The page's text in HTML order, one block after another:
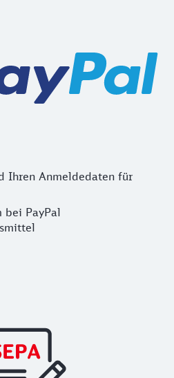
Ihren Anmeldedaten für
bei PayPal